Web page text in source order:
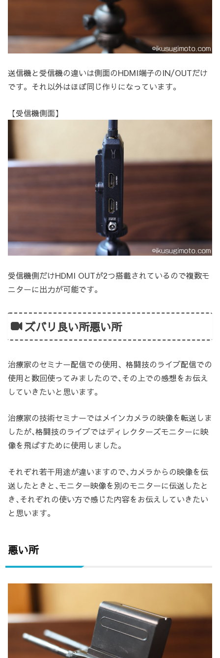
送信機と受信機の違いは側面のHDMI端子のIN/OUTだけ
です。それ以外はほぼ同じ作りになっています。
【受信機側面】
受信機側だけHDMI OUTが2つ搭載されているので複数モ
ニターに出力が可能です。
ズバリ良い所悪い所
治療家のセミナー配信での使用、格闘技のライブ配信での
使用と数回使ってみましたので､その上での感想をお伝え
していきたいと思います。
治療家の技術セミナーではメインカメラの映像を転送しま
したが､格闘技のライブではディレクターズモニターに映
像を飛ばすために使用しました。
それぞれ若干用途が違いますので､カメラからの映像を伝
送したときと､モニター映像を別のモニターに伝送したと
き､それぞれの使い方で感じた内容をお伝えしていきたい
と思います。
悪い所